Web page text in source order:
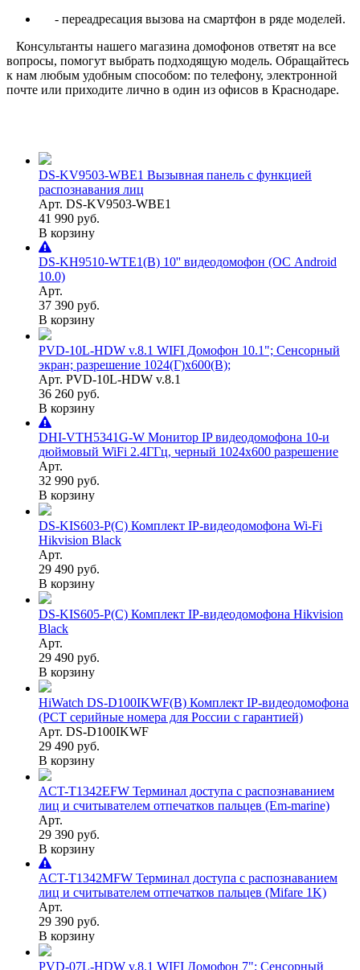
- переадресация вызова на смартфон в ряде моделей.
Консультанты нашего магазина домофонов ответят на все
вопросы, помогут выбрать подходящую модель. Обращайтесь
к нам любым удобным способом: по телефону, электронной
почте или приходите лично в один из офисов в Краснодаре.
DS-KV9503-WBE1 Вызывная панель с функцией
распознавания лиц
Арт. DS-KV9503-WBE1
41 990 руб.
В корзину
DS-KH9510-WTE1(B) 10'' видеодомофон (ОС Android
10.0)
Арт.
37 390 руб.
В корзину
PVD-10L-HDW v.8.1 WIFI Домофон 10.1"; Сенсорный
экран; разрешение 1024(Г)x600(В);
Арт. PVD-10L-HDW v.8.1
36 260 руб.
В корзину
DHI-VTH5341G-W Монитор IP видеодомофона 10-и
дюймовый WiFi 2.4ГГц, черный 1024x600 разрешение
Арт.
32 990 руб.
В корзину
DS-KIS603-P(C) Комплект IP-видеодомофона Wi-Fi
Hikvision Black
Арт.
29 490 руб.
В корзину
DS-KIS605-P(C) Комплект IP-видеодомофона Hikvision
Black
Арт.
29 490 руб.
В корзину
HiWatch DS-D100IKWF(B) Комплект IP-видеодомофона
(РСТ серийные номера для России с гарантией)
Арт. DS-D100IKWF
29 490 руб.
В корзину
ACT-T1342EFW Терминал доступа с распознаванием
лиц и считывателем отпечатков пальцев (Em-marine)
Арт.
29 390 руб.
В корзину
ACT-T1342MFW Терминал доступа с распознаванием
лиц и считывателем отпечатков пальцев (Mifare 1K)
Арт.
29 390 руб.
В корзину
PVD-07L-HDW v.8.1 WIFI Домофон 7"; Сенсорный